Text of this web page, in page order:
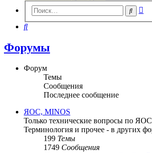
Поиск
Поиск
Форумы
Форум
Темы
Сообщения
Последнее сообщение
ЯОС, MINOS
Только технические вопросы по
Терминология и прочее - в других
199 Темы
1749 Сообщения